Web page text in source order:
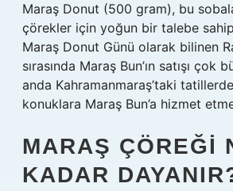
Maraş Donut (500 gram), bu
çörekler için yoğun bir talebe
Maraş Donut Günü olarak bilinen
sırasında Maraş Bun’ın satışı çok
anda Kahramanmaraş’taki
konuklara Maraş Bun’a hizmet
MARAŞ ÇÖREĞI
KADAR